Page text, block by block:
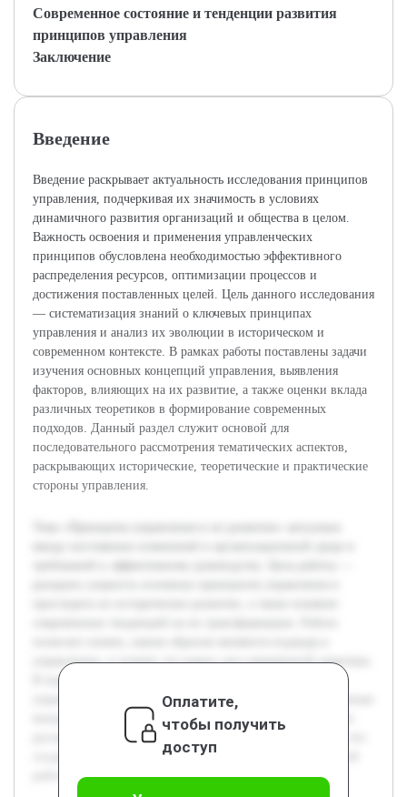
Современное состояние и тенденции развития
принципов управления
Заключение
Введение
Введение раскрывает актуальность исследования принципов
управления, подчеркивая их значимость в условиях
динамичного развития организаций и общества в целом.
Важность освоения и применения управленческих
принципов обусловлена необходимостью эффективного
распределения ресурсов, оптимизации процессов и
достижения поставленных целей. Цель данного исследования
— систематизация знаний о ключевых принципах
управления и анализ их эволюции в историческом и
современном контексте. В рамках работы поставлены задачи
изучения основных концепций управления, выявления
факторов, влияющих на их развитие, а также оценки вклада
различных теоретиков в формирование современных
подходов. Данный раздел служит основой для
последовательного рассмотрения тематических аспектов,
раскрывающих исторические, теоретические и практические
стороны управления.
управлению, и почему это важно для современной практики.
В ходе подготовки была изучена классическая теория
управления, основные управленческие школы и современные
концепции. Предварительный анализ включает сравнение
различных подходов и выявление ключевых изменений, что
создаёт основу для более глубокого исследования в данной
Оплатите,
чтобы получить
доступ